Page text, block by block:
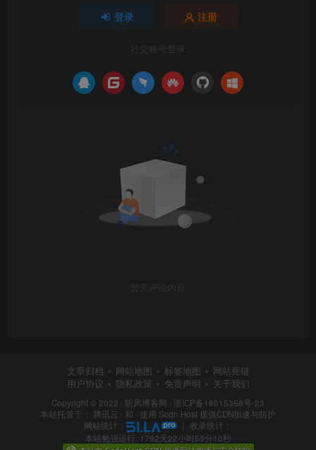
登录 注册
社交账号登录
暂无评论内容
文章归档 网站地图 标签地图
网站死链
用户协议
隐私政策 免责声明 关于我们
Copyright © 2022 · 听风博客网 · 浙ICP备18015358号-23
本站托管于： 腾讯云 · 和 · 使用 Scdn.Host 提供CDN加速与防护
网站统计：
收录统计：
本站勉强运行: 1792天22小时53分11秒